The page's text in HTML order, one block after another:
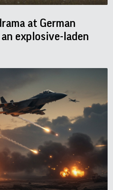
at German
explosive-laden